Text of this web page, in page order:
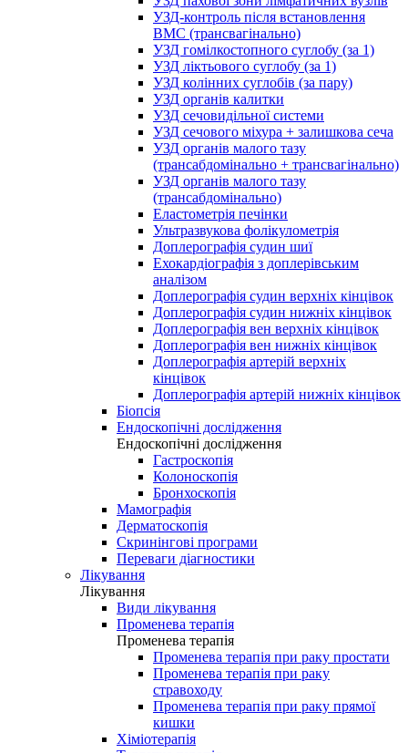
УЗД-контроль після встановлення
ВМС (трансвагінально)
УЗД гомілкостопного суглобу (за 1)
УЗД ліктьового суглобу (за 1)
УЗД колінних суглобів (за пару)
УЗД органів калитки
УЗД сечовидільної системи
УЗД сечового міхура + залишкова сеча
УЗД органів малого тазу
(трансабдомінально + трансвагінально)
УЗД органів малого тазу
(трансабдомінально)
Еластометрія печінки
Ультразвукова фолікулометрія
Доплерографія судин шиї
Ехокардіографія з доплерівським
аналізом
Доплерографія судин верхніх кінцівок
Доплерографія судин нижніх кінцівок
Доплерографія вен верхніх кінцівок
Доплерографія вен нижніх кінцівок
Доплерографія артерій верхніх
кінцівок
Доплерографія артерій нижніх кінцівок
Біопсія
Ендоскопічні дослідження
Ендоскопічні дослідження
Гастроскопія
Колоноскопія
Бронхоскопія
Мамографія
Дерматоскопія
Скринінгові програми
Переваги діагностики
Лікування
Лікування
Види лікування
Променева терапія
Променева терапія
Променева терапія при раку простати
Променева терапія при раку
стравоходу
Променева терапія при раку прямої
кишки
Хіміотерапія